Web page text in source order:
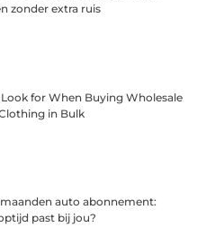
zonder extra ruis
for When Buying Wholesale
in Bulk
maanden auto abonnement:
past bij jou?